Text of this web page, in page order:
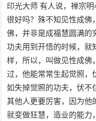
印光大师 有人说，禅宗
很好吗？殊不知见性成
佛，并非是成福慧圆满的
功夫用到开悟的时候，
样，所以，叫做见性成佛
过，他能常常生起觉照，
如失掉觉照的功夫，伏不
其他人更要厉害，因为他
就变做狂慧，造业的能力